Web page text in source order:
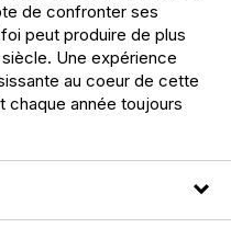
de confronter ses
peut produire de plus
Une expérience
au coeur de cette
chaque année toujours